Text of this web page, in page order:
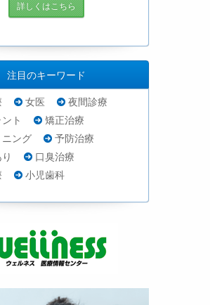
詳しくはこちら
注目のキーワード
女医
夜間診療
ト
矯正治療
ング
予防治療
口臭治療
小児歯科